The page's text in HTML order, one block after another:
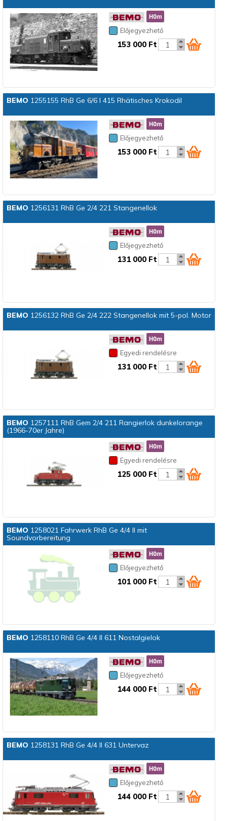
Előjegyezhető
153 000 Ft
BEMO 1255155 RhB Ge 6/6 I 415 Rhätisches Krokodil
Előjegyezhető
153 000 Ft
BEMO 1256131 RhB Ge 2/4 221 Stangenellok
Előjegyezhető
131 000 Ft
BEMO 1256132 RhB Ge 2/4 222 Stangenellok mit 5-pol. Motor
Egyedi rendelésre
131 000 Ft
BEMO 1257111 RhB Gem 2/4 211 Rangierlok dunkelorange
(1966-70er Jahre)
Egyedi rendelésre
125 000 Ft
BEMO 1258021 Fahrwerk RhB Ge 4/4 II mit
Soundvorbereitung
Előjegyezhető
101 000 Ft
BEMO 1258110 RhB Ge 4/4 II 611 Nostalgielok
Előjegyezhető
144 000 Ft
BEMO 1258131 RhB Ge 4/4 II 631 Untervaz
Előjegyezhető
144 000 Ft